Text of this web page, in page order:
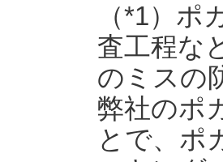
（*1）
査工程な
のミスの
弊社のポ
とで、ポ